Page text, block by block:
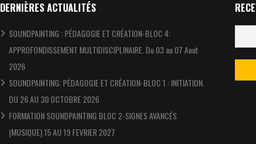
DERNIÈRES ACTUALITÉS
SOUNDPAINTING : PÉDAGOGIE ET CRÉATION-BLOC 4:
APPROFONDISSEMENT MULTIDISCIPLINAIRE. Du 03 au 07 Aout
2026
SOUNDPAINTING: PÉDAGOGIE ET CRÉATION-BLOC 1 : INITIATION.
DU 26 AU 30 OCTOBRE 2026
FORMATION SOUNDPAINTING BLOC 2-SIGNES AVANCÉS
(MUSIQUE) 15 AU 19 FEVRIER 2027